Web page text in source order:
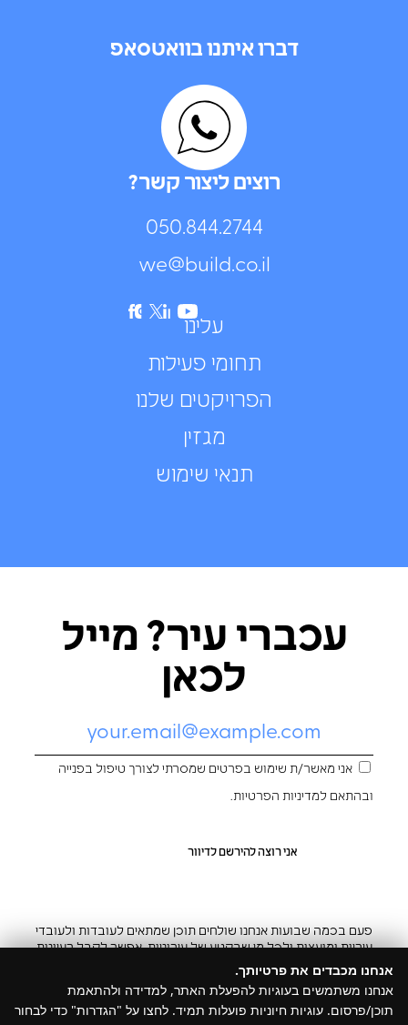
עלינו
תחומי פעילות
הפרויקטים שלנו
מגזין
תנאי שימוש
דברו איתנו בוואטסאפ
רוצים ליצור קשר?
050.844.2744⁩
we@build.co.il
עכברי עיר? מייל
לכאן
אני מאשר/ת שימוש בפרטים שמסרתי לצורך טיפול בפנייה
ובהתאם למדיניות הפרטיות.
פעם בכמה שבועות אנחנו שולחים תוכן שמתאים לעובדות ולעובדי
עיריות ומועצות ולכל מי שבקטע של עירוניות. אפשר לקבל רעיונות
אנחנו מכבדים את פרטיותך.
אנחנו משתמשים בעוגיות להפעלת האתר, למדידה ולהתאמת
תוכן/פרסום. עוגיות חיוניות פועלות תמיד. לחצו על "הגדרות" כדי לבחור